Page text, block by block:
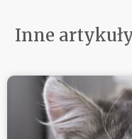
Inne